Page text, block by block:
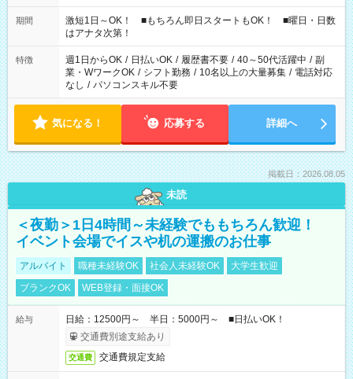
シフトもございます！ お気軽にご相談ください！
期間
激短1日～OK！ ■もちろん即日スタートもOK！ ■曜日・日数
はアナタ次第！
特徴 週1日からOK / 日払いOK / 履歴書不要 / 40～50代活躍中 / 副
業・WワークOK / シフト勤務 / 10名以上の大量募集 / 電話対応
なし / パソコンスキル不要
気になる！ 応募する 詳細へ
掲載日：2026.08.05
未読
＜夜勤＞1日4時間～未経験でももちろん歓迎！
イベント会場でイスや机の運搬のお仕事
アルバイト 職種未経験OK 社会人未経験OK
大学生歓迎
ブランクOK
WEB登録・面接OK
給与
日給：12500円～ 半日：5000円～ ■日払いOK！
交通費別途支給あり
交通費 交通費規定支給